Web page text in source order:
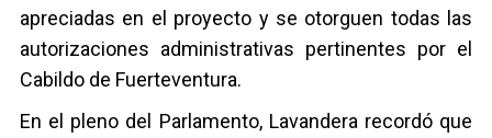
apreciadas en el proyecto y se otorguen todas las
autorizaciones administrativas pertinentes por el
Cabildo de Fuerteventura.
En el pleno del Parlamento, Lavandera recordó que